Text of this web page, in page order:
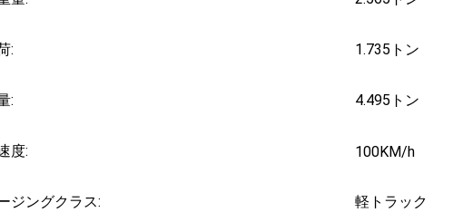
: 1.735トン
: 4.495トン
度: 100KM/h
ジングクラス: 軽トラック